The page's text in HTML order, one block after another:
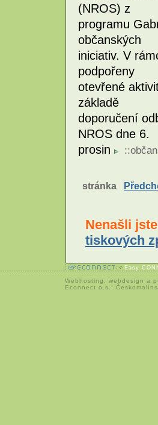
(NROS) z
programu
občanských
iniciativ. V
podpořeny
otevřené
základě
doporučení
NROS dne 6.
prosin
::
stránka
Nenašli
tiskových
Easy
Webhosting webdesign a
Econnect,o.s.;